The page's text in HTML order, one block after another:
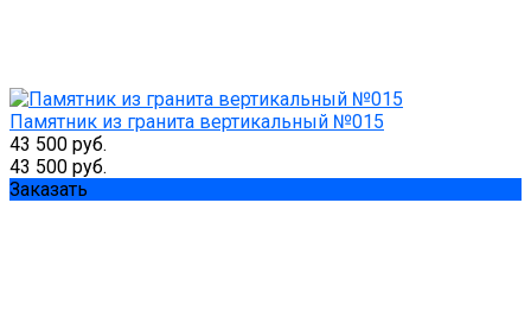
Памятник из гранита вертикальный №015
43 500 руб.
43 500 руб.
Заказать